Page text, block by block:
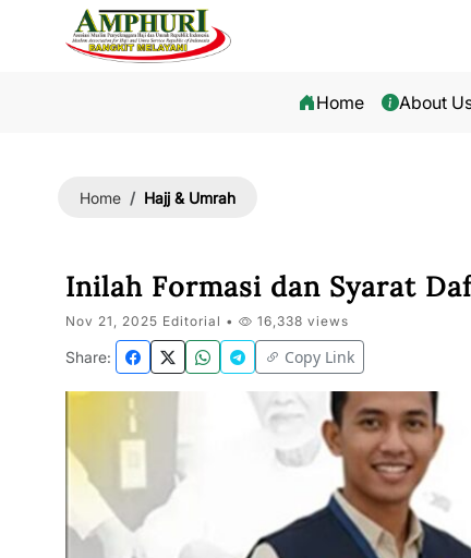
Home About
Home Hajj & Umrah
Inilah Formasi dan Syarat
Nov 21, 2025 Editorial • 16,338 views
Share: Copy Link